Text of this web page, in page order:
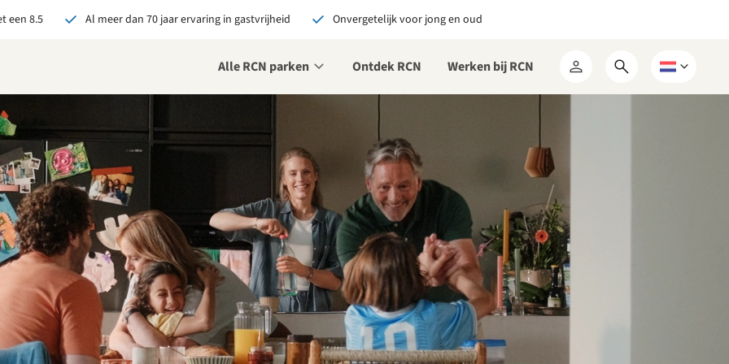
een 8.5 Al meer dan 70 jaar ervaring in gastvrijheid Onvergetelijk voor jong en oud
Alle RCN parken Ontdek RCN Werken bij RCN
Mijn
RCN
Open
zoekformulier
Kies
een
bij RCN boekt, krijg je:
De beste prijsgarantie
Exclusieve voordelen
Persoonlijk contact
alle voordelen